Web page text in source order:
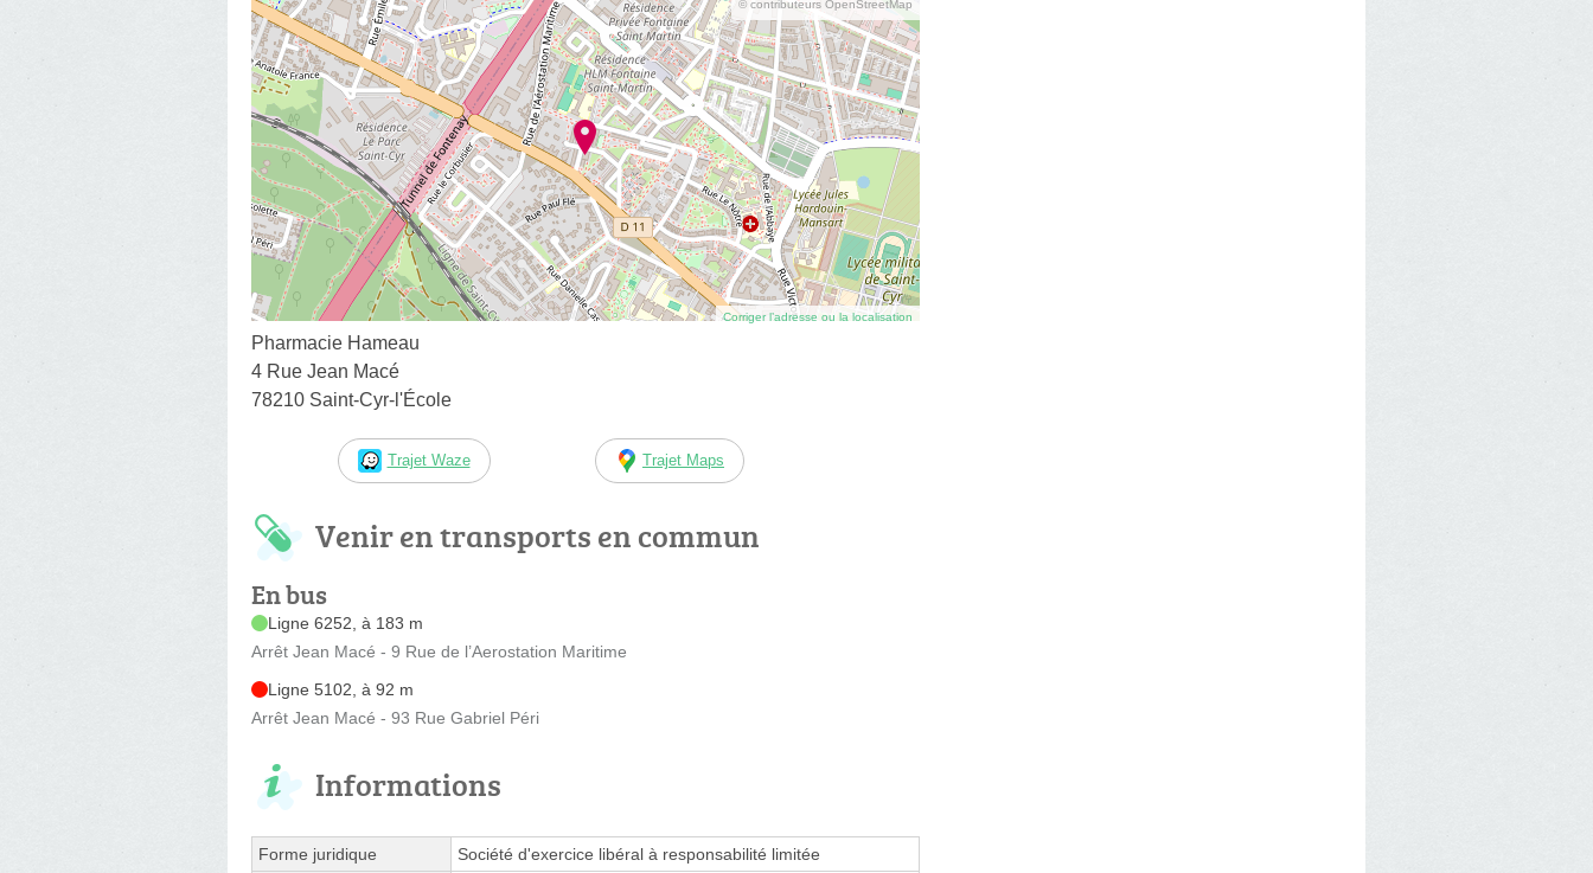
© contributeurs OpenStreetMap
Corriger l’adresse ou la localisation
Pharmacie Hameau
4 Rue Jean Macé
78210 Saint-Cyr-l'École
Trajet Waze Trajet Maps
Venir en transports en commun
En bus
Ligne 6252, à 183 m
Arrêt Jean Macé - 9 Rue de l’Aerostation Maritime
Ligne 5102, à 92 m
Arrêt Jean Macé - 93 Rue Gabriel Péri
Informations
Forme juridique
Société d'exercice libéral à responsabilité limitée